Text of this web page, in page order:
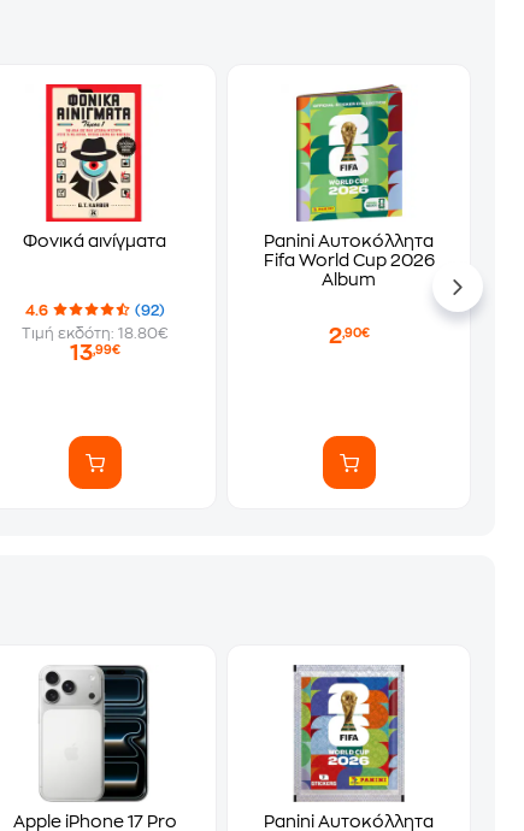
Φονικά αινίγματα
4.6
(92)
Τιμή εκδότη: 18.80€
13,99€
Panini Αυτοκόλλητα
Fifa World Cup 2026
Album
2,90€
Apple iPhone 17 Pro
Panini Αυτοκόλλητα